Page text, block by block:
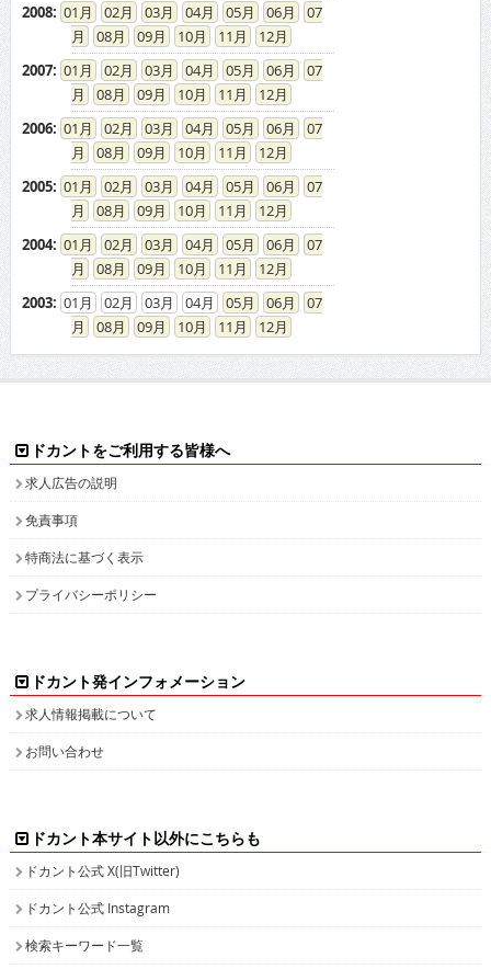
2008: 01 02 03 04 05 06
07
08
09 10 11
12
2007: 01 02 03 04 05 06
07
08
09 10 11
12
2006: 01 02 03 04 05 06
07
08
09 10 11
12
2005: 01 02 03 04 05 06
07
08
09 10 11
12
2004: 01 02 03 04 05 06
07
08
09 10 11
12
2003: 01 02 03 04 05 06
07
08
09 10 11 12
ドカントをご利用する皆様へ
求人広告の説明
免責事項
特商法に基づく表示
プライバシーポリシー
ドカント発インフォメーション
求人情報掲載について
お問い合わせ
ドカント本サイト以外にこちらも
ドカント公式 X(旧Twitter)
ドカント公式 Instagram
検索キーワード一覧